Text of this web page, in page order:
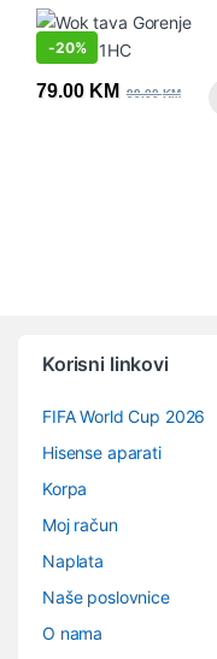
-20%
79.00 KM 99.00KM
Korisni linkovi
FIFA World Cup 2026
Hisense aparati
Korpa
Moj račun
Naplata
Naše poslovnice
O nama